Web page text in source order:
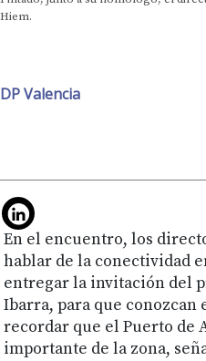
Hiem.
DP Valencia
En el encuentro, los
hablar de la conectividad
entregar la invitación del
Ibarra, para que conozcan
recordar que el Puerto de
importante de la zona,